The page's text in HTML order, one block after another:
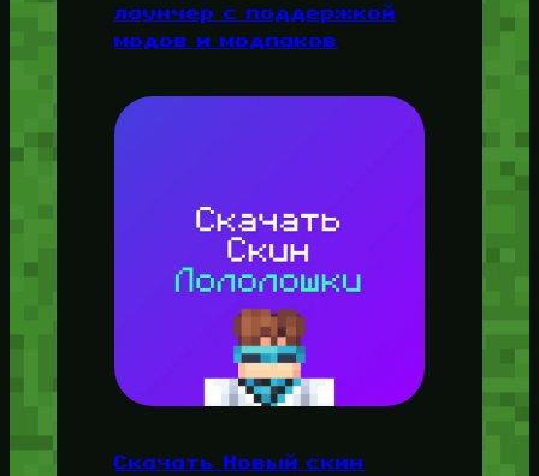
лаунчер с поддержкой
модов и модпаков
Скачать Новый скин